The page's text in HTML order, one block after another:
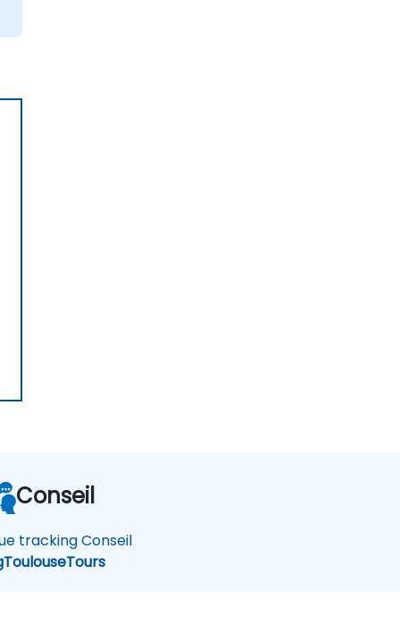
ToulouseTours
Conseil
tracking Conseil